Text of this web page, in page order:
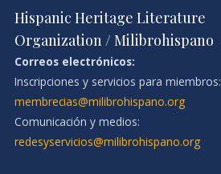
Hispanic Heritage Literature
Organization / Milibrohispano
Correos electrónicos:
Inscripciones y servicios para miembros:
membrecias@milibrohispano.org
Comunicación y medios:
redesyservicios@milibrohispano.org